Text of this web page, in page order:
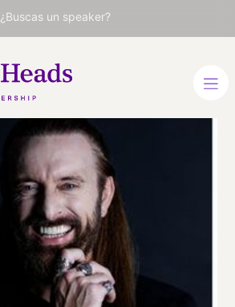
¿Buscas un speaker?
Anders
Indset
Filósofo empresarial,
cofundador del Global
Institute of Leadership &
Technology (GILT) y autor
de bestsellers
ALEMÁN